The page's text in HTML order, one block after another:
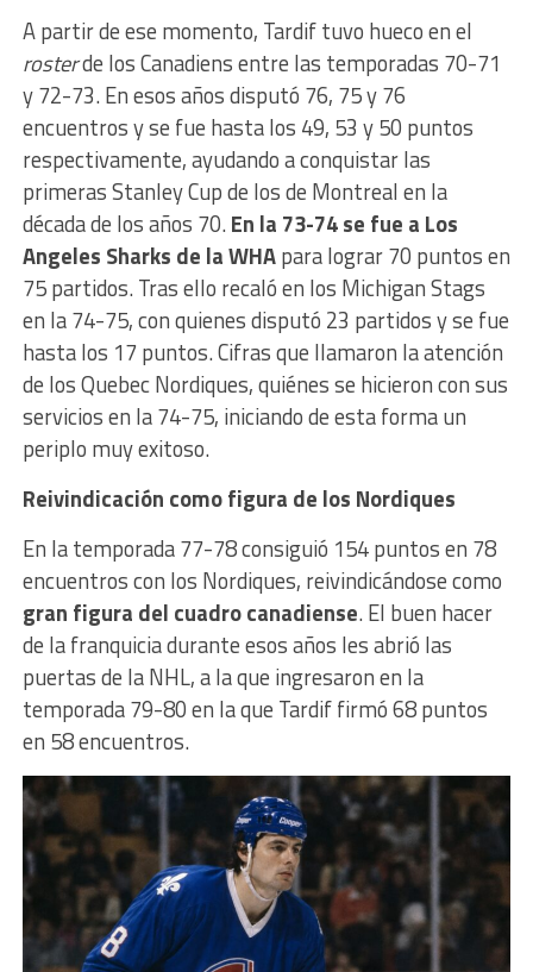
A partir de ese momento, Tardif tuvo hueco en el
rosterde los Canadiens entre las temporadas 70-71
y 72-73. En esos años disputó 76, 75 y 76
encuentros y se fue hasta los 49, 53 y 50 puntos
respectivamente, ayudando a conquistar las
primeras Stanley Cup de los de Montreal en la
década de los años 70.En la 73-74 se fue a Los
Angeles Sharks de la WHApara lograr 70 puntos en
75 partidos. Tras ello recaló en los Michigan Stags
en la 74-75, con quienes disputó 23 partidos y se fue
hasta los 17 puntos. Cifras que llamaron la atención
de los Quebec Nordiques, quiénes se hicieron con sus
servicios en la 74-75, iniciando de esta forma un
periplo muy exitoso.
Reivindicación como figura de los Nordiques
En la temporada 77-78 consiguió 154 puntos en 78
encuentros con los Nordiques, reivindicándose como
gran figura del cuadro canadiense. El buen hacer
de la franquicia durante esos años les abrió las
puertas de la NHL, a la que ingresaron en la
temporada 79-80 en la que Tardif firmó 68 puntos
en 58 encuentros.